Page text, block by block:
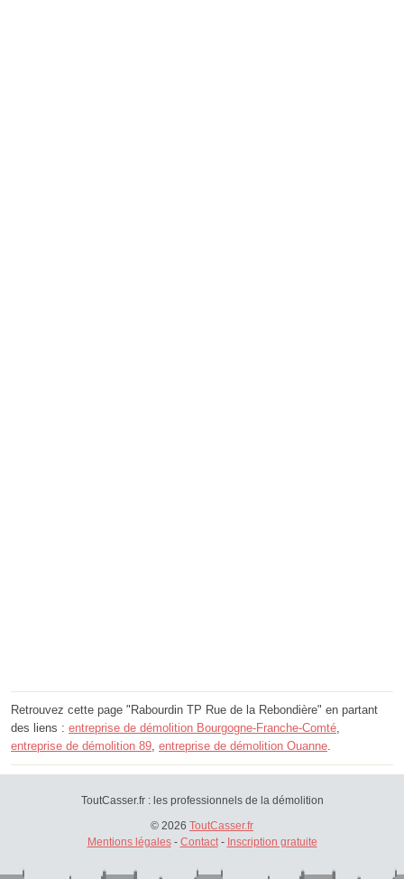
Retrouvez cette page "Rabourdin TP Rue de la Rebondière" en partant
des liens : entreprise de démolition Bourgogne-Franche-Comté,
entreprise de démolition 89, entreprise de démolition Ouanne.
ToutCasser.fr : les professionnels de la démolition
© 2026 ToutCasser.fr
Mentions légales- Contact- Inscription gratuite